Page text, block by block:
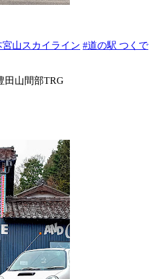
宮山スカイライン #道の駅 つくで
田山間部TRG